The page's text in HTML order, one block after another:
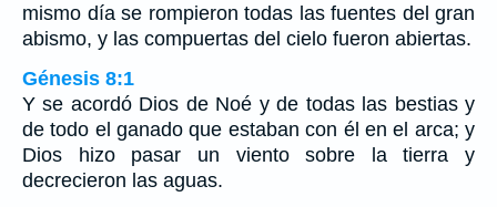
mismo día se rompieron todas las fuentes del gran
abismo, y las compuertas del cielo fueron abiertas.
Génesis 8:1
Y se acordó Dios de Noé y de todas las bestias y
de todo el ganado que estaban con él en el arca; y
Dios hizo pasar un viento sobre la tierra y
decrecieron las aguas.